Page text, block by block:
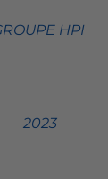
HPI
2023